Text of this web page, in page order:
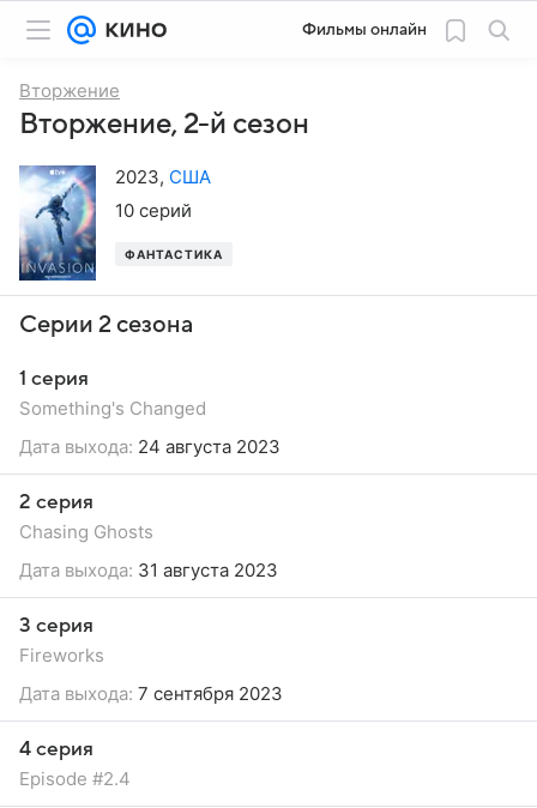
Фильмы онлайн
Вторжение
Вторжение, 2-й сезон
2023, США
10 серий
ФАНТАСТИКА
Серии 2 сезона
1 серия
Something's Changed
Дата выхода: 24 августа 2023
2 серия
Chasing Ghosts
Дата выхода: 31 августа 2023
3 серия
Fireworks
Дата выхода: 7 сентября 2023
4 серия
Episode #2.4